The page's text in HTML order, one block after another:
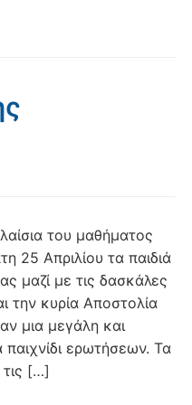
του μαθήματος
25 Απριλίου τα παιδιά
μαζί με τις δασκάλες
την κυρία Αποστολία
μια μεγάλη και
ερωτήσεων. Τα
[…]